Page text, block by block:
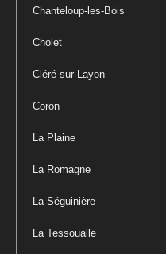
Chanteloup-les-Bois
Cholet
Cléré-sur-Layon
Coron
La Plaine
La Romagne
La Séguinière
La Tessoualle